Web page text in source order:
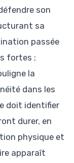
son
sa
passée
fortes ;
la
dans les
doit identifier
durer, en
physique et
apparaît